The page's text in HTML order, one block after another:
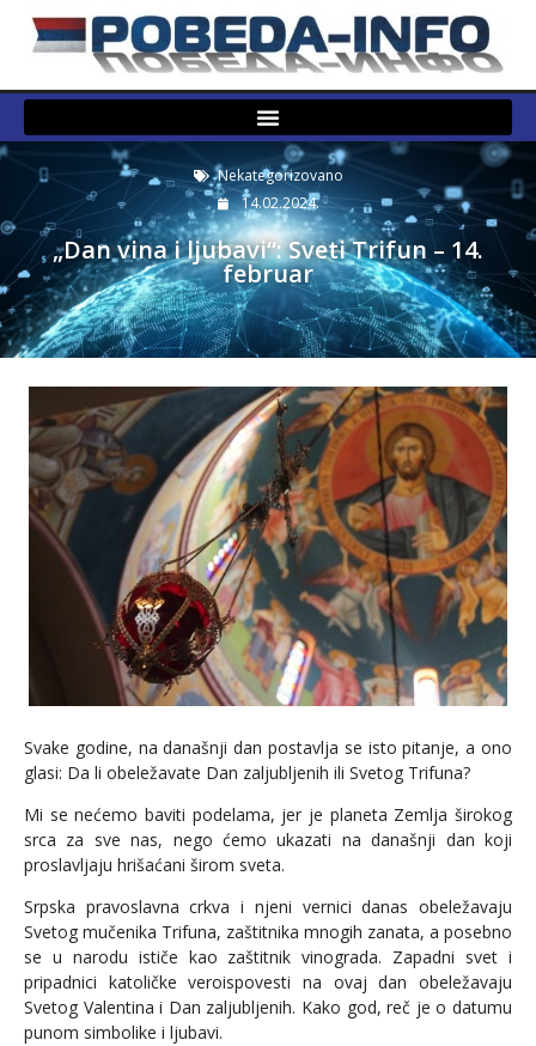
Nekategorizovano
14.02.2024.
„Dan vina i ljubavi“: Sveti Trifun – 14.
februar
Svake godine, na današnji dan postavlja se isto pitanje, a ono
glasi: Da li obeležavate Dan zaljubljenih ili Svetog Trifuna?
Mi se nećemo baviti podelama, jer je planeta Zemlja širokog
srca za sve nas, nego ćemo ukazati na današnji dan koji
proslavljaju hrišaćani širom sveta.
Srpska pravoslavna crkva i njeni vernici danas obeležavaju
Svetog mučenika Trifuna, zaštitnika mnogih zanata, a posebno
se u narodu ističe kao zaštitnik vinograda. Zapadni svet i
pripadnici katoličke veroispovesti na ovaj dan obeležavaju
Svetog Valentina i Dan zaljubljenih. Kako god, reč je o datumu
punom simbolike i ljubavi.